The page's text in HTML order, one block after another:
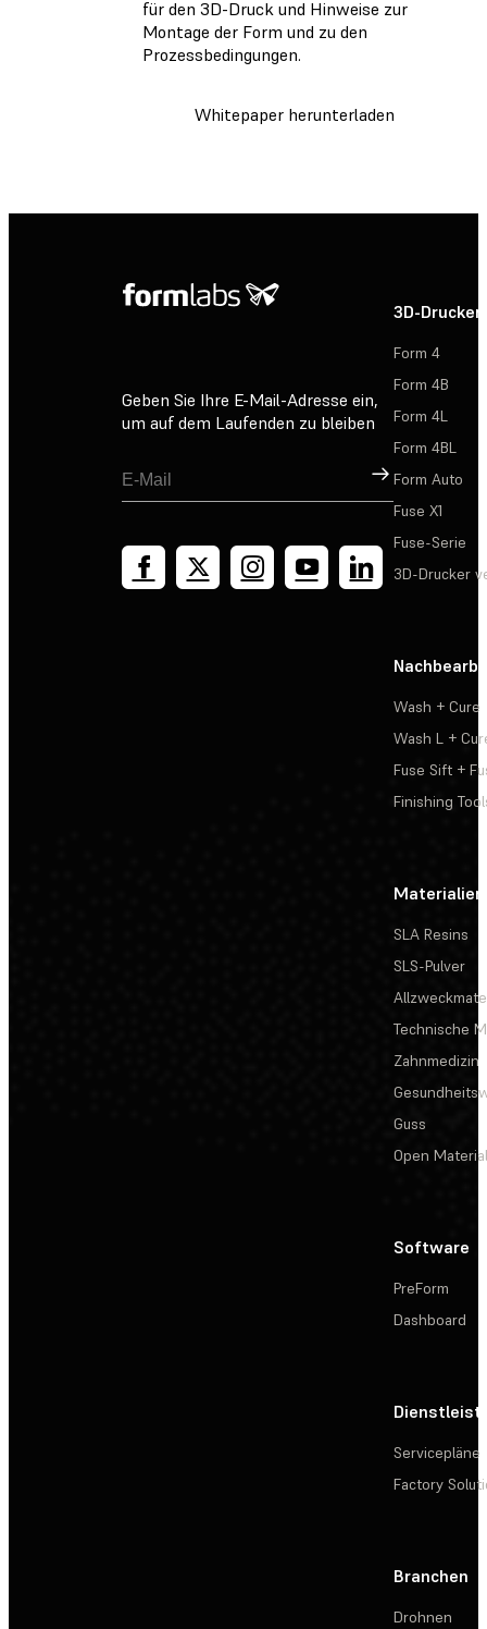
für den 3D-Druck und Hinweise zur
Montage der Form und zu den
Prozessbedingungen.
Whitepaper herunterladen
Geben Sie Ihre E-Mail-Adresse ein,
um auf dem Laufenden zu bleiben
Registrieren
3D-Drucker
Form 4
Form 4B
Form 4L
Form 4BL
Form Auto
Fuse X1
Fuse-Serie
3D-Drucker
Wash + Cure
Wash L +
Fuse Sift +
Finishing
Materialien
SLA Resins
SLS-Pulver
Technische
Zahnmedizin
Guss
Open
Software
PreForm
Dashboard
Servicepläne
Factory
Branchen
Drohnen